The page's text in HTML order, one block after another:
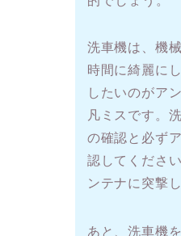
洗車機は、機
時間に綺麗に
したいのがア
凡ミスです。
の確認と必ず
認してくださ
ンテナに突撃
あと、洗車機